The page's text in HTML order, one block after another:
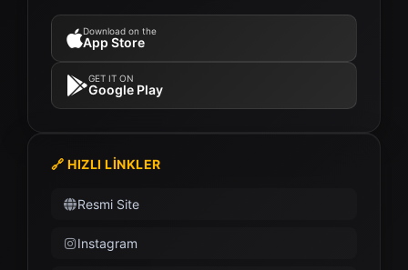
Download on the
App Store
GET IT ON
Google Play
🔗 HIZLI LINKLER
Resmi Site
Instagram